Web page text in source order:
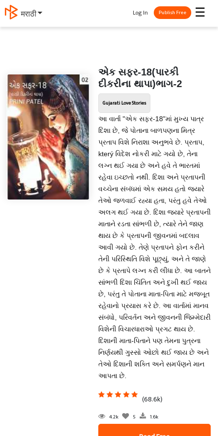
मराठी ☰
Log In Publish Free
એક સફર-18(પારકી
દીકરીના થાપા)ભાગ-2
Gujarati Love Stories
આ વાર્તા "એક સફર-18"માં મુખ્ય પાત્ર
દિશા છે, જે પોતાના બાળપણના મિત્ર
પ્રતાપ વિશે નિરાશા અનુભવે છે. પ્રતાપ,
který વિદેશ નોકરી માટે ગયો છે, તેના
લગ્ન થઈ ગયા છે અને હવે તે ભારતમાં
રહેવા ઇચ્છતો નથી. દિશા અને પ્રતાપની
વચ્ચેના સંબંધમાં એક સમય હતો જ્યારે
તેઓ જળવાઈ રહ્યા હતા, પરંતુ હવે તેઓ
અલગ થઈ ગયા છે. દિશા જ્યારે પ્રતાપની
માતાને રડતા સાંભળી છે, ત્યારે તેને જાણ
થાય છે કે પ્રતાપની જીવનમાં બદલાવ
આવી ગયો છે. તેણે પ્રતાપને ફોન કરીને
તેની પરિસ્થિતિ વિશે પૂછ્યું, અને તે જાણે
છે કે પ્રતાપે લગ્ન કરી લીધા છે. આ બાતને
સાંભળી દિશા ચિંતિત અને દુખી થઈ જાય
છે, પરંતુ તે પોતાના માતા-પિતા માટે મજબૂત
રહેવાનો પ્રયાસ કરે છે. આ વાર્તામાં માનવ
સંબંધો, પરિવર્તન અને જીવનની જિમ્મેદારી
વિશેની વિચારધારાઓ પ્રગટ થાય છે.
દિશાની માતા-પિતાને પણ તેમના પુત્રના
નિર્ણયથી ગુસ્સો ઓછો થઈ જાય છે અને
તેઓ દિશાની શક્તિ અને સમર્પણને માન
આપતા છે.
(68.6k)
4.2k 5 1.6k